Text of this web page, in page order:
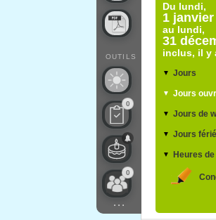
Du lundi,
1 janvier
au lundi,
31
inclus, il y
▼ Jours
▼ Jours
▼ Jours de
▼ Jours
▼ Heures
OUTILS
0
0
...